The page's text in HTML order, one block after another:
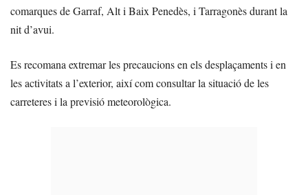
comarques de Garraf, Alt i Baix Penedès, i Tarragonès durant la
nit d’avui.
Es recomana extremar les precaucions en els desplaçaments i en
les activitats a l’exterior, així com consultar la situació de les
carreteres i la previsió meteorològica.